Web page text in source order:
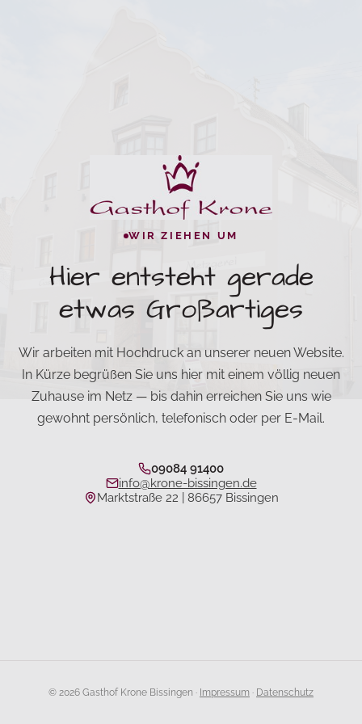
WIR ZIEHEN UM
Hier entsteht gerade
etwas Großartiges
Wir arbeiten mit Hochdruck an unserer neuen Website.
In Kürze begrüßen Sie uns hier mit einem völlig neuen
Zuhause im Netz — bis dahin erreichen Sie uns wie
gewohnt persönlich, telefonisch oder per E-Mail.
09084 91400
info@krone-bissingen.de
Marktstraße 22 | 86657 Bissingen
© 2026 Gasthof Krone Bissingen · Impressum · Datenschutz